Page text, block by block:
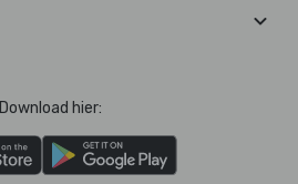
Download hier: